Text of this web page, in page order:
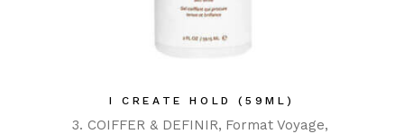
I CREATE HOLD (59ML)
3. COIFFER & DEFINIR Format Voyage